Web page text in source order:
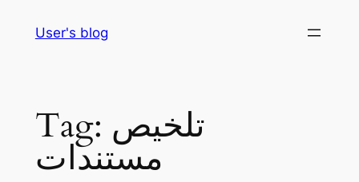
User's blog
Tag: تلخيص
مستندات